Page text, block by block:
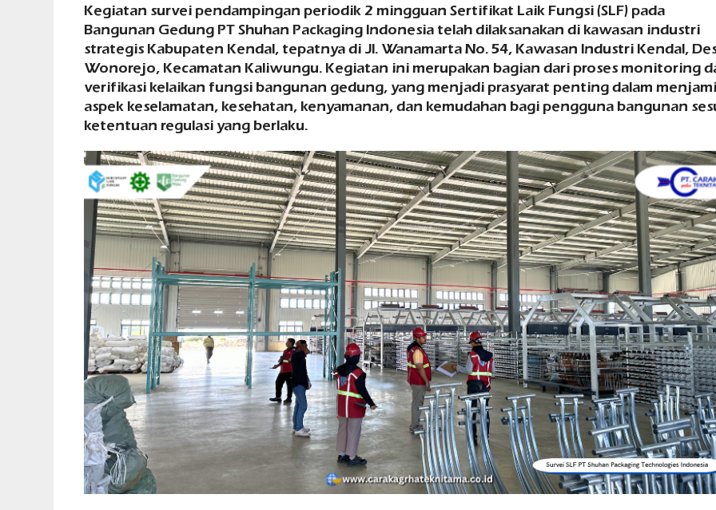
Kegiatan survei pendampingan periodik 2 mingguan Sertifikat Laik Fungsi (SLF) pada
Bangunan Gedung PT Shuhan Packaging Indonesia telah dilaksanakan di kawasan industri
strategis Kabupaten Kendal, tepatnya di Jl. Wanamarta No. 54, Kawasan Industri Kendal,
Wonorejo, Kecamatan Kaliwungu. Kegiatan ini merupakan bagian dari proses monitoring
verifikasi kelaikan fungsi bangunan gedung, yang menjadi prasyarat penting dalam
aspek keselamatan, kesehatan, kenyamanan, dan kemudahan bagi pengguna bangunan
ketentuan regulasi yang berlaku.